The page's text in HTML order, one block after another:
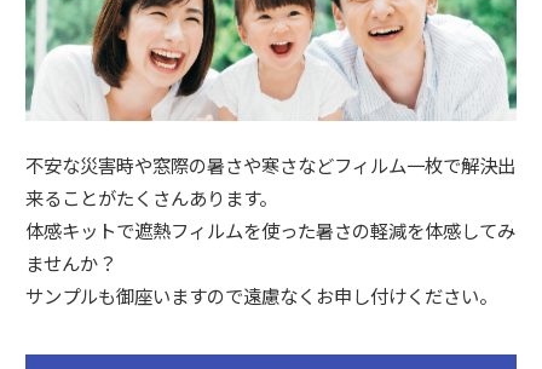
不安な災害時や窓際の暑さや寒さなどフィルム一枚で解決出
来ることがたくさんあります。
体感キットで遮熱フィルムを使った暑さの軽減を体感してみ
ませんか？
サンプルも御座いますので遠慮なくお申し付けください。